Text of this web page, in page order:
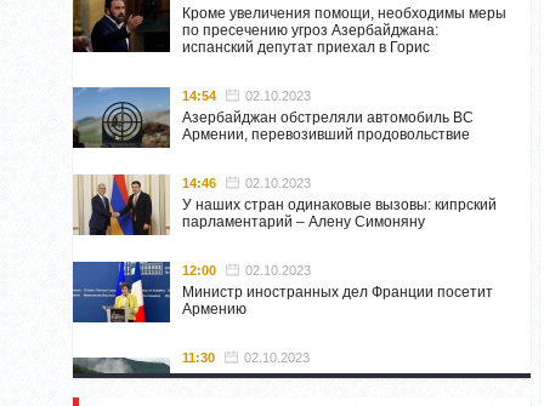
Кроме увеличения помощи, необходимы меры
по пресечению угроз Азербайджана:
испанский депутат приехал в Горис
14:54 02.10.2023
Азербайджан обстреляли автомобиль ВС
Армении, перевозивший продовольствие
14:46 02.10.2023
У наших стран одинаковые вызовы: кипрский
парламентарий – Алену Симоняну
12:00 02.10.2023
Министр иностранных дел Франции посетит
Армению
11:30 02.10.2023
Самвел Шахраманян и группа ответственных